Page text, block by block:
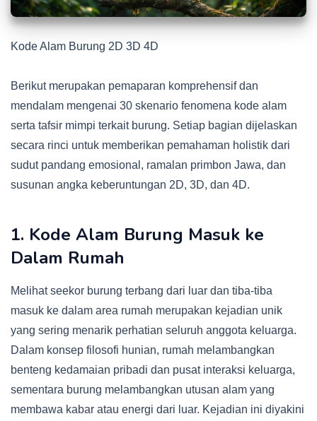
Kode Alam Burung 2D 3D 4D
Berikut merupakan pemaparan komprehensif dan
mendalam mengenai 30 skenario fenomena kode alam
serta tafsir mimpi terkait burung. Setiap bagian dijelaskan
secara rinci untuk memberikan pemahaman holistik dari
sudut pandang emosional, ramalan primbon Jawa, dan
susunan angka keberuntungan 2D, 3D, dan 4D.
1. Kode Alam Burung Masuk ke
Dalam Rumah
Melihat seekor burung terbang dari luar dan tiba-tiba
masuk ke dalam area rumah merupakan kejadian unik
yang sering menarik perhatian seluruh anggota keluarga.
Dalam konsep filosofi hunian, rumah melambangkan
benteng kedamaian pribadi dan pusat interaksi keluarga,
sementara burung melambangkan utusan alam yang
membawa kabar atau energi dari luar. Kejadian ini diyakini